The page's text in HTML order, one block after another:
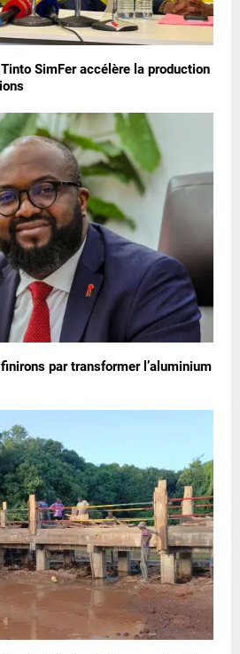
SimFer accélère la production
par transformer l’aluminium